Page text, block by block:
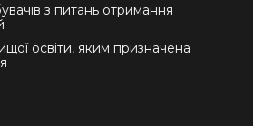
з питань отримання
освіти, яким призначена